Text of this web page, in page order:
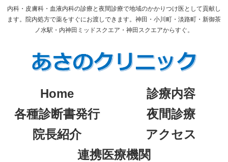
内科・皮膚科・血液内科の診療と夜間診療で地域のかかりつけ医として貢献し
ます。院内処方で薬をすぐにお渡しできます。神田・小川町・淡路町・新御茶
ノ水駅・内神田ミッドスクエア・神田スクエアからすぐ。
Home
診療内容
各種診断書発行
夜間診療
院長紹介
アクセス
連携医療機関